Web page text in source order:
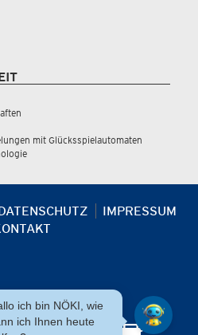
mit Glücksspielautomaten
IMPRESSUM
ich bin NÖKI, wie
ich Ihnen heute